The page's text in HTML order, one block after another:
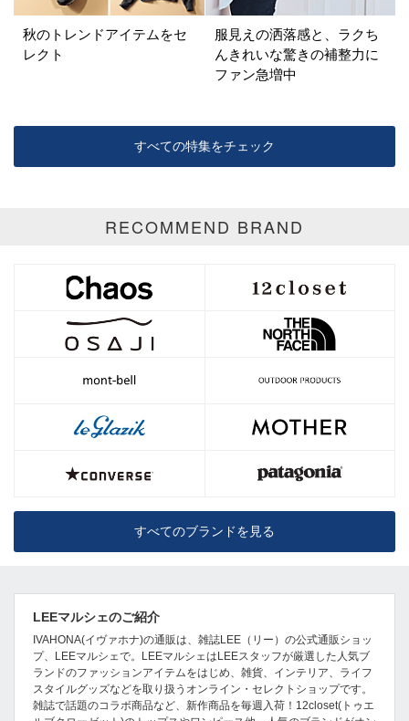
秋のトレンドアイテムをセ
レクト
服見えの洒落感と、ラクち
んきれいな驚きの補整力に
ファン急増中
すべての特集をチェック
RECOMMEND BRAND
すべてのブランドを見る
LEEマルシェのご紹介
IVAHONA(イヴァホナ)の通販は、雑誌LEE（リー）の公式通販ショッ
プ、LEEマルシェで。LEEマルシェはLEEスタッフが厳選した人気ブ
ランドのファッションアイテムをはじめ、雑貨、インテリア、ライフ
スタイルグッズなどを取り扱うオンライン・セレクトショップです。
雑誌で話題のコラボ商品など、新作商品を毎週入荷！12closet(トゥエ